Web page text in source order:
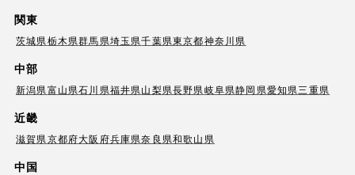
関東
茨城県栃木県群馬県埼玉県千葉県東京都神奈川県
中部
新潟県富山県石川県福井県山梨県長野県岐阜県静岡県愛知県三重県
近畿
滋賀県京都府大阪府兵庫県奈良県和歌山県
中国